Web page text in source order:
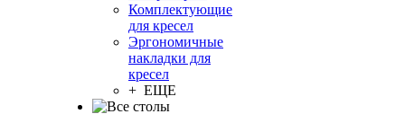
Комплектующие
для кресел
Эргономичные
накладки для
кресел
+ ЕЩЕ